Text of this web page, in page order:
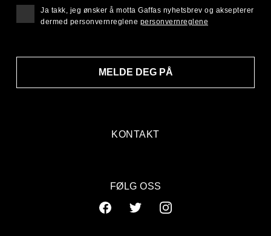
KONTAKT
MELDE DEG PÅ
Ja takk, jeg ønsker å motta Gaffas nyhetsbrev og aksepterer
dermed personvernreglene personvernreglene
FØLG OSS